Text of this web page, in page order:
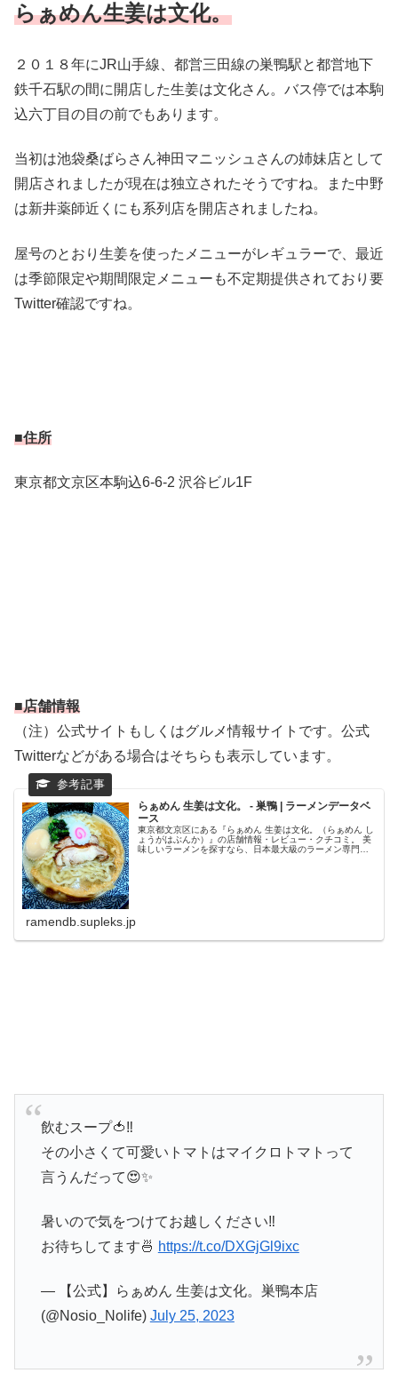
らぁめん生姜は文化。
２０１８年にJR山手線、都営三田線の巣鴨駅と都営地下
鉄千石駅の間に開店した生姜は文化さん。バス停では本駒
込六丁目の目の前でもあります。
当初は池袋桑ばらさん神田マニッシュさんの姉妹店として
開店されましたが現在は独立されたそうですね。また中野
は新井薬師近くにも系列店を開店されましたね。
屋号のとおり生姜を使ったメニューがレギュラーで、最近
は季節限定や期間限定メニューも不定期提供されており要
Twitter確認ですね。
■住所
東京都文京区本駒込6-6-2 沢谷ビル1F
■店舗情報
（注）公式サイトもしくはグルメ情報サイトです。公式
Twitterなどがある場合はそちらも表示しています。
らぁめん 生姜は文化。 - 巣鴨 | ラーメンデータベ
ース
東京都文京区にある『らぁめん 生姜は文化。（らぁめん し
ょうがはぶんか）』の店舗情報・レビュー・クチコミ。 美
味しいラーメンを探すなら、日本最大級のラーメン専門ク
ramendb.supleks.jp
飲むスープ🍅‼️
その小さくて可愛いトマトはマイクロトマトって
言うんだって😍✨
暑いので気をつけてお越しください‼︎
お待ちしてます🍜 https://t.co/DXGjGl9ixc
— 【公式】らぁめん 生姜は文化。巣鴨本店
(@Nosio_Nolife) July 25, 2023